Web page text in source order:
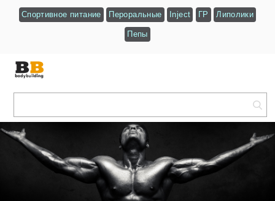
Спортивное питание Пероральные Inject ГР Липолики
Пепы